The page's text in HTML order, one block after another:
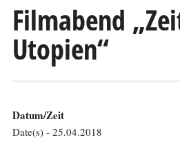
Filmabend
Utopien“
Datum/Zeit
Date(s) - 25.04.2018